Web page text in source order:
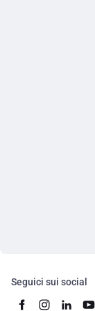
Seguici sui social